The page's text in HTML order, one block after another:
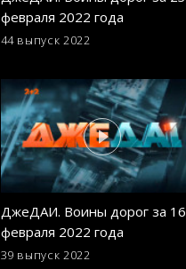
февраля 2022 года
44 выпуск 2022
ДжеДАИ. Воины дорог за 16
февраля 2022 года
39 выпуск 2022